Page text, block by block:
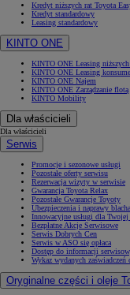
Kredyt niższych rat Toyota
Kredyt standardowy
Leasing standardowy
KINTO ONE
KINTO ONE Leasing
KINTO ONE Leasing
KINTO ONE Najem
KINTO ONE Zarządzanie flotą
KINTO Mobility
Dla właścicieli
Dla właścicieli
Serwis
Promocje i sezonowe usługi
Pozostałe oferty serwisu
Rezerwacja wizyty w serwisie
Gwarancja Toyota Relax
Pozostałe Gwarancje Toyoty
Ubezpieczenia i naprawy
Innowacyjne usługi dla
Bezpłatne Akcje Serwisowe
Serwis Dobrych Cen
Serwis w ASO się opłaca
Dostęp do informacji
Wykaz wydanych
Oryginalne części i oleje